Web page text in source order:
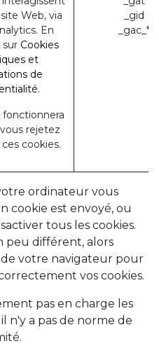
Web, via
En
sur Cookies
et
de
rejetez
cookies.
_gid
_gac_*
ordinateur vous
cookie est envoyé, ou
tous les cookies.
peu différent, alors
votre navigateur pour
vos cookies.
pas en charge les
n'y a pas de norme de